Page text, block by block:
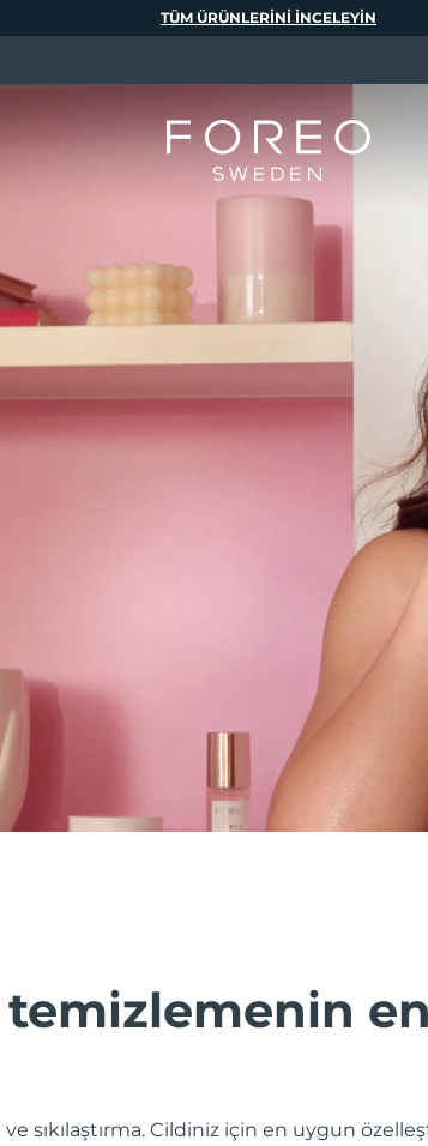
ve sıkılaştırma. Cildiniz için en uygun
TÜM ÜRÜNLERINI INCELEYIN